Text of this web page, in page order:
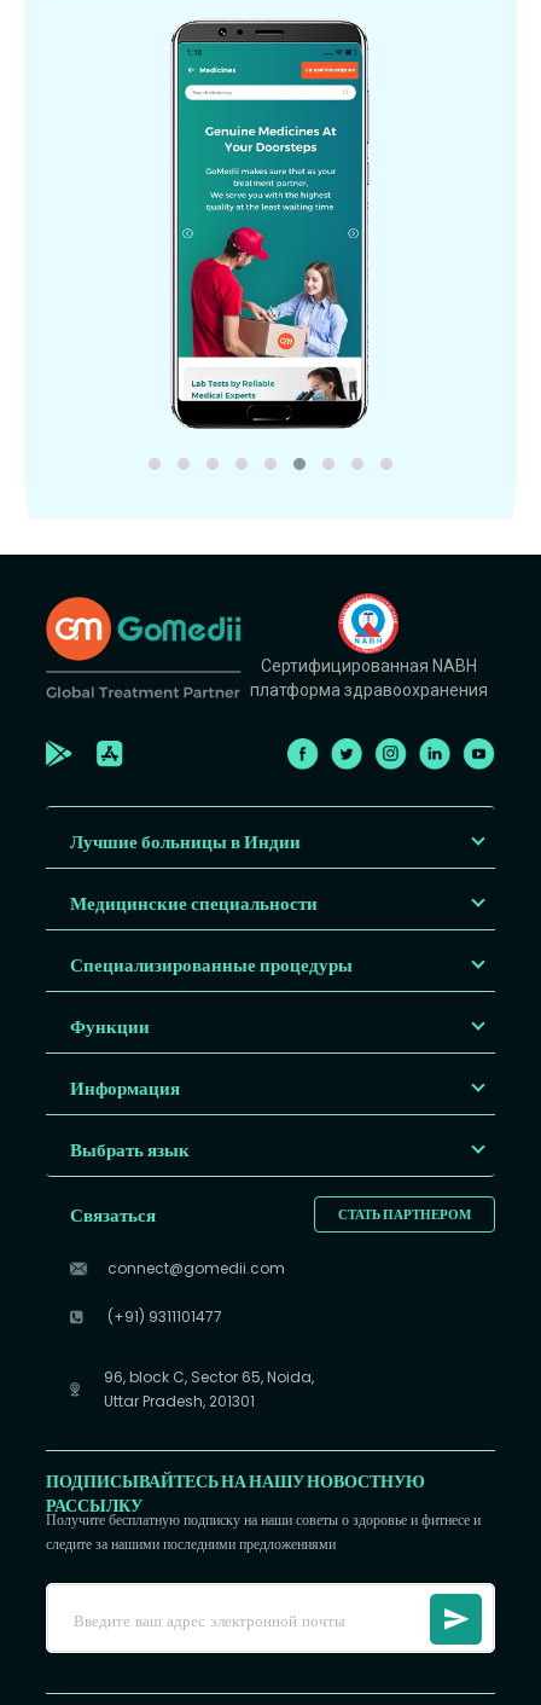
Сертифицированная NABH
платформа здравоохранения
Лучшие больницы в Индии
Медицинские специальности
Специализированные процедуры
Функции
Информация
Выбрать язык
СТАТЬ ПАРТНЕРОМ
Связаться
connect@gomedii.com
(+91) 9311101477
96, block C, Sector 65, Noida,
Uttar Pradesh, 201301
ПОДПИСЫВАЙТЕСЬ НА НАШУ НОВОСТНУЮ
РАССЫЛКУ
Получите бесплатную подписку на наши советы о здоровье и фитнесе и
следите за нашими последними предложениями